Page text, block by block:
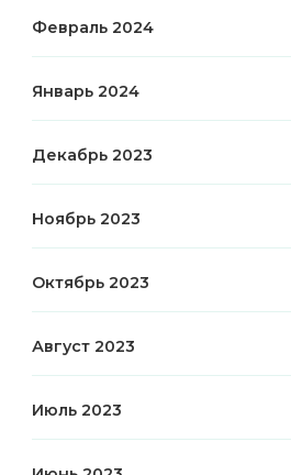
Февраль 2024
Январь 2024
Декабрь 2023
Ноябрь 2023
Октябрь 2023
Август 2023
Июль 2023